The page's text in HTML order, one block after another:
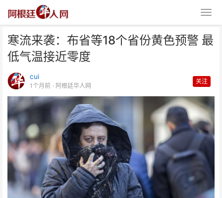
寒流来袭：布省等18个省份黄色预警 最
低气温接近零度
cui
1个月前 · 阿根廷华人网
关注
寒流来袭：布省等18个省份黄色
预警 最低气温接近零度